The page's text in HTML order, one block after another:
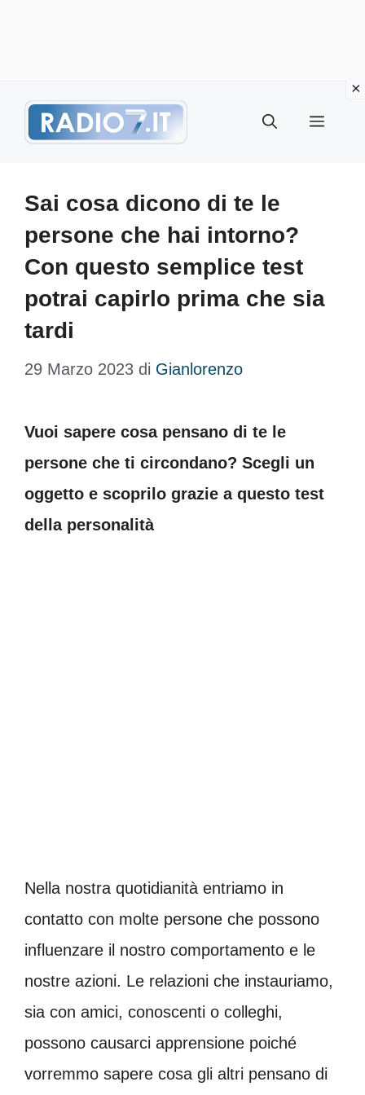
Menu
Sai cosa dicono di te le
persone che hai intorno?
Con questo semplice test
potrai capirlo prima che sia
tardi
29 Marzo 2023 di Gianlorenzo
Vuoi sapere cosa pensano di te le
persone che ti circondano? Scegli un
oggetto e scoprilo grazie a questo test
della personalità
Nella nostra quotidianità entriamo in
contatto con molte persone che possono
influenzare il nostro comportamento e le
nostre azioni. Le relazioni che instauriamo,
sia con amici, conoscenti o colleghi,
possono causarci apprensione poiché
vorremmo sapere cosa gli altri pensano di